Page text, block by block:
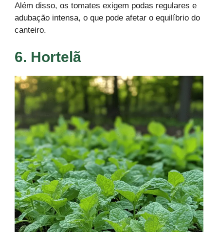
Além disso, os tomates exigem podas regulares e
adubação intensa, o que pode afetar o equilíbrio do
canteiro.
6. Hortelã